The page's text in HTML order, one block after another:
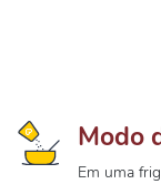
Modo
Em uma